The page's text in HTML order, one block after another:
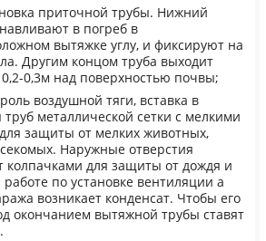
приточной трубы. Нижний
в погреб в
вытяжке углу, и фиксируют на
Другим концом труба выходит
0,3м над поверхностью почвы;
воздушной тяги, вставка в
металлической сетки с мелкими
защиты от мелких животных,
Наружные отверстия
колпачками для защиты от дождя и
по установке вентиляции а
возникает конденсат. Чтобы его
окончанием вытяжной трубы ставят